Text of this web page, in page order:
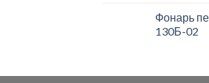
Фонарь
130Б-02